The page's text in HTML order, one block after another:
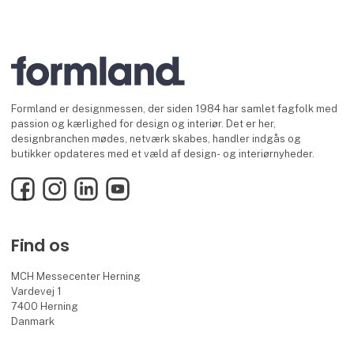
Formland er designmessen, der siden 1984 har samlet fagfolk med
passion og kærlighed for design og interiør. Det er her,
designbranchen mødes, netværk skabes, handler indgås og
butikker opdateres med et væld af design- og interiørnyheder.
FacebookInstagramLinkedInYouTube
Find os
MCH Messecenter Herning
Vardevej 1
7400 Herning
Danmark